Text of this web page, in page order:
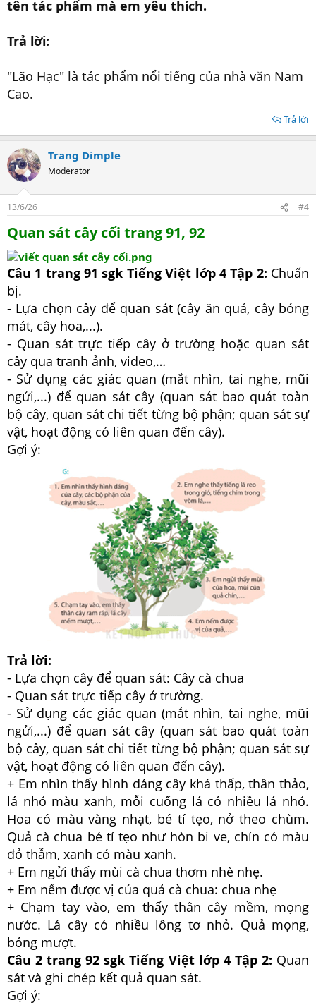
tên tác phẩm mà em yêu thích.
Trả lời:
"Lão Hạc" là tác phẩm nổi tiếng của nhà văn Nam
Cao.
Trả lời
Trang Dimple
Moderator
13/6/26 #4
Quan sát cây cối trang 91, 92
Câu 1 trang 91 sgk Tiếng Việt lớp 4 Tập 2: Chuẩn
bị.
- Lựa chọn cây để quan sát (cây ăn quả, cây bóng
mát, cây hoa,...).
- Quan sát trực tiếp cây ở trường hoặc quan sát
cây qua tranh ảnh, video,…
- Sử dụng các giác quan (mắt nhìn, tai nghe, mũi
ngửi,...) để quan sát cây (quan sát bao quát toàn
bộ cây, quan sát chi tiết từng bộ phận; quan sát sự
vật, hoạt động có liên quan đến cây).
Gợi ý:
Trả lời:
- Lựa chọn cây để quan sát: Cây cà chua
- Quan sát trực tiếp cây ở trường.
- Sử dụng các giác quan (mắt nhìn, tai nghe, mũi
ngửi,...) để quan sát cây (quan sát bao quát toàn
bộ cây, quan sát chi tiết từng bộ phận; quan sát sự
vật, hoạt động có liên quan đến cây).
+ Em nhìn thấy hình dáng cây khá thấp, thân thảo,
lá nhỏ màu xanh, mỗi cuống lá có nhiều lá nhỏ.
Hoa có màu vàng nhạt, bé tí tẹo, nở theo chùm.
Quả cà chua bé tí tẹo như hòn bi ve, chín có màu
đỏ thẫm, xanh có màu xanh.
+ Em ngửi thấy mùi cà chua thơm nhè nhẹ.
+ Em nếm được vị của quả cà chua: chua nhẹ
+ Chạm tay vào, em thấy thân cây mềm, mọng
nước. Lá cây có nhiều lông tơ nhỏ. Quả mọng,
bóng mượt.
Câu 2 trang 92 sgk Tiếng Việt lớp 4 Tập 2: Quan
sát và ghi chép kết quả quan sát.
Gợi ý: